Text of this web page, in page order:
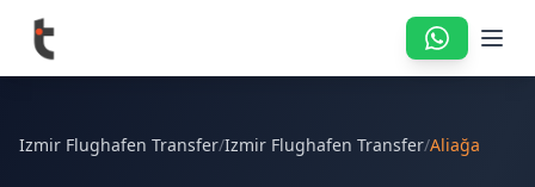
Izmir Flughafen Transfer/Izmir Flughafen Transfer/Aliağa